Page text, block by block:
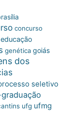
concurso
educação
genética goiás
dos
seletivo
ufg ufmg